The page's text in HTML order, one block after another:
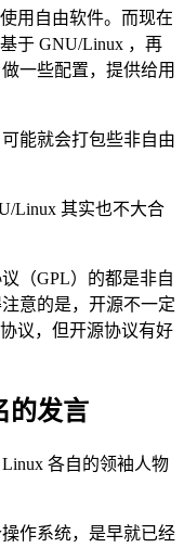
用自由软件。而现在
于 GNU/Linux ，再
一些配置，提供给用
能就会打包些非自由
Linux 其实也不大合
（GPL）的都是非自
意的是，开源不一定
议，但开源协议有好
的发言
各自的领袖人物
作系统，是早就已经